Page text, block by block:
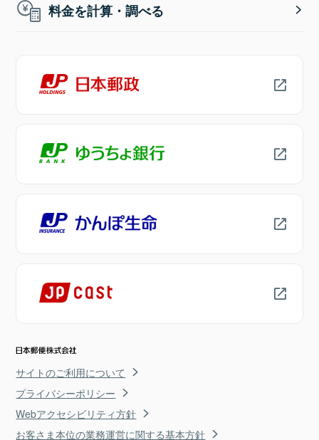
料金を計算・調べる
サイトのご利用について
プライバシーポリシー
Webアクセシビリティ方針
お客さま本位の業務運営に関する基本方針